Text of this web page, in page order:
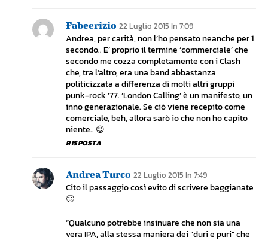
Fabeerizio 22 Luglio 2015 In 7:09
Andrea, per carità, non l’ho pensato neanche per 1
secondo.. E’ proprio il termine ‘commerciale’ che
secondo me cozza completamente con i Clash
che, tra l’altro, era una band abbastanza
politicizzata a differenza di molti altri gruppi
punk-rock ’77. ‘London Calling’ è un manifesto, un
inno generazionale. Se ciò viene recepito come
comerciale, beh, allora sarò io che non ho capito
niente.. 😉
RISPOSTA
Andrea Turco 22 Luglio 2015 In 7:49
Cito il passaggio così evito di scrivere baggianate
🙂
“Qualcuno potrebbe insinuare che non sia una
vera IPA, alla stessa maniera dei “duri e puri” che